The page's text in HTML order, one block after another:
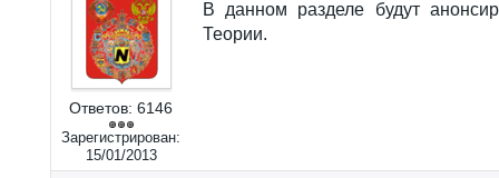
Ответов: 6146
Зарегистрирован:
15/01/2013
В данном разделе будут
Теории.